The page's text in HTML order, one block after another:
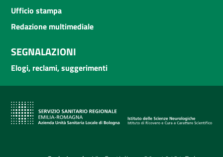
Ufficio stampa
Redazione multimediale
SEGNALAZIONI
Elogi, reclami, suggerimenti